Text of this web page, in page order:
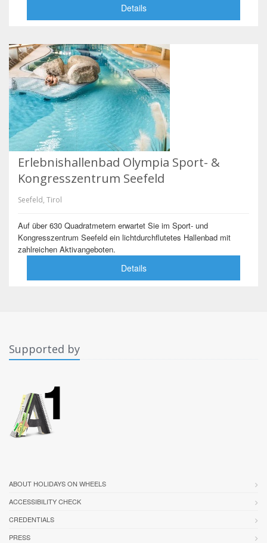
Details
Erlebnishallenbad Olympia Sport- &
Kongresszentrum Seefeld
Seefeld, Tirol
Auf über 630 Quadratmetern erwartet Sie im Sport- und
Kongresszentrum Seefeld ein lichtdurchflutetes Hallenbad mit
zahlreichen Aktivangeboten.
Details
Supported by
ABOUT HOLIDAYS ON WHEELS
ACCESSIBILITY CHECK
CREDENTIALS
PRESS